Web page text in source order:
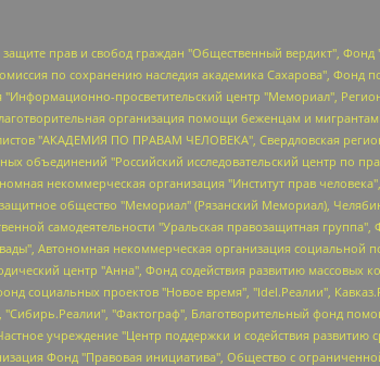
Роман Юрьевич, Шмагун Олеся Валентиновна, Общество с ограниченной ответственностью "Альтаир 2021", Общество с ограниченной ответственностью "Вега 2021", Общество с ограниченной ответственностью "Главный редактор 2021", Общество с ограниченной ответственностью "Ромашки монолит", Важенков Артем Валерьевич, Ивановская областная общественная организация "Центр гендерных исследований", Гурман Юрий Альбертович, Медиапроект "ОВД-Инфо", Егоров Владимир Владимирович, Жилинский Владимир Александрович, Общество с ограниченной ответственностью "ЗП", Иванова София Юрьевна, Карезина Инна Павловна, Кильтау Екатерина Викторовна, Петров Алексей Викторович, Пискунов Сергей Евгеньевич, Смирнов Сергей Сергеевич, Тихонов Михаил Сергеевич, Общество с ограниченной ответственностью "ЖУРНАЛИСТ-ИНОСТРАННЫЙ АГЕНТ", Арапова Галина Юрьевна, Вольтская Татьяна Анатольевна, Американская компания "Mason G.E.S. Anonymous Foundation" (США), являющаяся владельцем интернет-издания https://mnews.world/, Компания "Stichting Bellingcat", зарегистрированная в Нидерландах (дата регистрации 11.07.2018), Захаров Андрей Вячеславович, Клепиковская Екатерина Дмитриевна, Общество с ограниченной ответственностью "МЕМО", Перл Роман Александрович, Симонов Евгений Алексеевич, Соловьева Елена Анатольевна, Сотников Даниил Владимирович, Сурначева Елизавета Дмитриевна, Автономная некоммерческая организация по защите прав человека и информированию населения "Якутия – Наше Мнение", Общество с ограниченной ответственностью "Москоу диджитал медиа", с 26.01.2023 Общество с ограниченной ответственностью "Чайка Белые сады", Ветошкина Валерия Валерьевна, Заговора Максим Александрович, Межрегиональное общественное движение "Российская ЛГБТ - сеть", Оленичев Максим Владимирович, Павлов Иван Юрьевич, Скворцова Елена Сергеевна, Общество с ограниченной ответственностью "Как бы инагент", Кочетков Игорь Викторович, Общество с ограниченной ответственностью "Честные выборы", Еланчик Олег Александрович, Общество с ограниченной ответственностью "Нобелевский призыв", Гималова Регина Эмилевна, Григорьев Андрей Валерьевич, Григорьева Алина Александровна, Ассоциация по содействию защите прав призывников, альтернативнослужащих и военнослужащих "Правозащитная группа "Гражданин.Армия.Право", Хисамова Регина Фаритовна, Автономная некоммерческая организация по реализации социально-правовых программ "Лилит", Дальневосточное общественное движение "Маяк", Санкт-Петербургская ЛГБТ-инициативная группа "Выход", Инициативная группа ЛГБТ+ "Реверс", Алексеев Андрей Викторович, Бекбулатова Таисия Львовна, Беляев Иван